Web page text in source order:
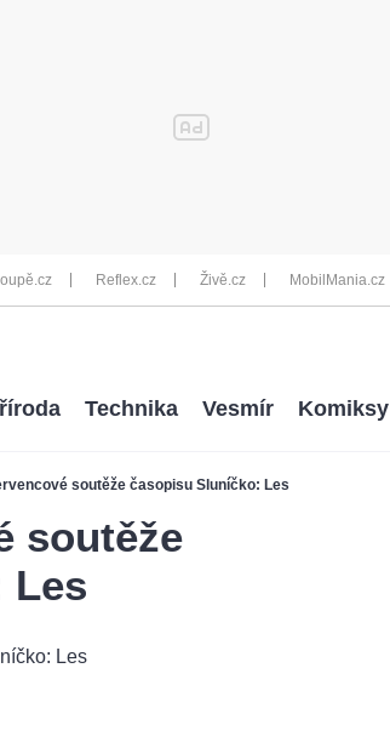
Reflex.cz Živě.cz MobilMania.cz
soutěže časopisu Sluníčko: Les
Technika Vesmír Komiksy
soutěže
Les